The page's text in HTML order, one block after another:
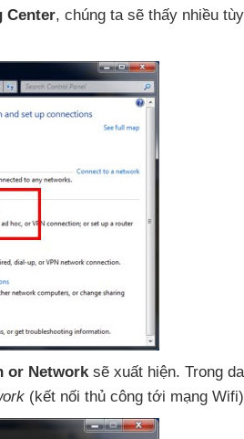
Center, chúng ta sẽ thấy nhiều
or Network sẽ xuất hiện. Trong
(kết nối thủ công tới mạng